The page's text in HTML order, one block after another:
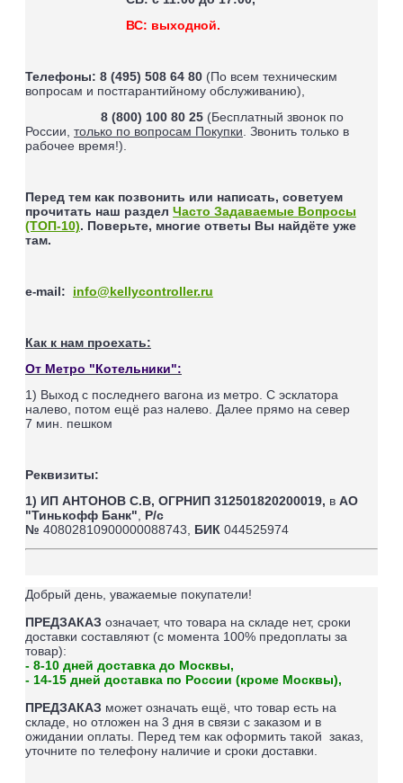
ВС: выходной.
Телефоны: 8 (495) 508 64 80 (По всем техническим
вопросам и постгарантийному обслуживанию),
8 (800) 100 80 25 (Бесплатный звонок по
России, только по вопросам Покупки . Звонить только в
рабочее время!).
Перед тем как позвонить или написать, советуем
прочитать наш раздел Часто Задаваемые Вопросы
(ТОП-10). Поверьте, многие ответы Вы найдёте уже
там.
e-mail: info@kellycontroller.ru
Как к нам проехать:
От Метро "Котельники":
1) Выход с последнего вагона из метро. С эсклатора
налево, потом ещё раз налево. Далее прямо на север
7 мин. пешком
Реквизиты:
1) ИП АНТОНОВ С.В, ОГРНИП 312501820200019, в АО
"Тинькофф Банк"
Р/с
№ 40802810900000088743, БИК 044525974
Добрый день, уважаемые покупатели!
ПРЕДЗАКАЗ означает, что товара на складе нет, сроки
доставки составляют (с момента 100% предоплаты за
товар):
- 8-10 дней доставка до Москвы,
- 14-15 дней доставка по России (кроме Москвы),
ПРЕДЗАКАЗ может означать ещё, что товар есть на
складе, но отложен на 3 дня в связи с заказом и в
ожидании оплаты. Перед тем как оформить такой заказ,
уточните по телефону наличие и сроки доставки.